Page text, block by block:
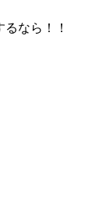
なら！！